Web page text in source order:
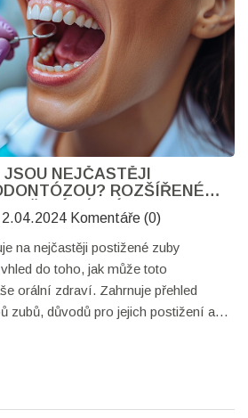
NEJČASTĚJI
ROZŠÍŘENÉ
DÁSNÍ
2.04.2024 Komentáře (0)
na nejčastěji postižené zuby
do toho, jak může toto
orální zdraví. Zahrnuje přehled
zubů, důvodů pro jejich postižení a
a získají ucelený pohled na